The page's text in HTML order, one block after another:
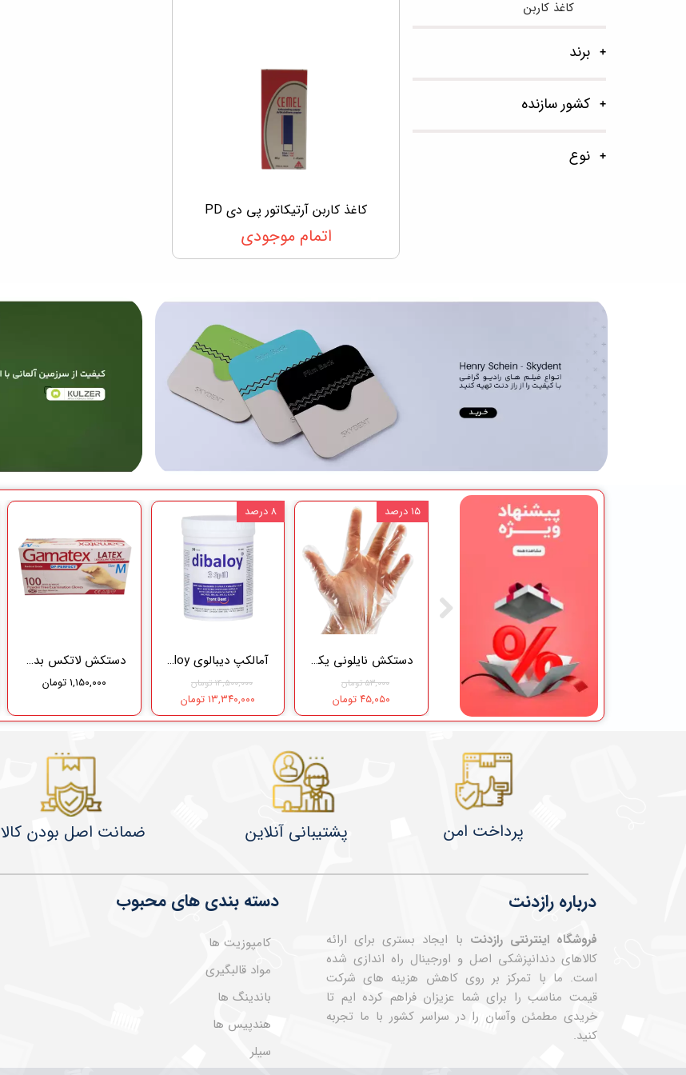
کاغذ کاربن
برند
کشور سازنده
نوع
کاغذ کاربن آرتیکاتور پی دی PD
اتمام موجودی
دستکش لاتکس بدون پودر اپی پرفکت (گاماتکس) (100 عددی)
۱,۱۵۰,۰۰۰ تومان
آمالکپ دیبالوی Dibaloy
۱۴,۵۰۰,۰۰۰ تومان
۱۳,۳۴۰,۰۰۰ تومان
۸ درصد
دستکش نایلونی یکبار مصرف ( 100 عددی )
۵۳,۰۰۰ تومان
۴۵,۰۵۰ تومان
۱۵ درصد
۵۹۵,۰۰۰ تومان
۵۳۵,۵۰۰ تومان
۱۰ درصد
درباره رازدنت
فروشگاه اینترنتی رازدنت با ایجاد بستری برای ارائه
کالاهای دندانپزشکی اصل و اورجینال راه اندازی شده
است. ما با تمرکز بر روی کاهش هزینه های شرکت
قیمت مناسب را برای شما عزیزان فراهم کرده ایم تا
خریدی مطمئن وآسان را در سراسر کشور با ما تجربه
کنید.
دسته بندی های محبوب
کامپوزیت ها
مواد قالبگیری
باندینگ ها
هندپیس ها
سیلر
ضمانت اصل بودن کالا پشتیبانی آنلاین پرداخت امن